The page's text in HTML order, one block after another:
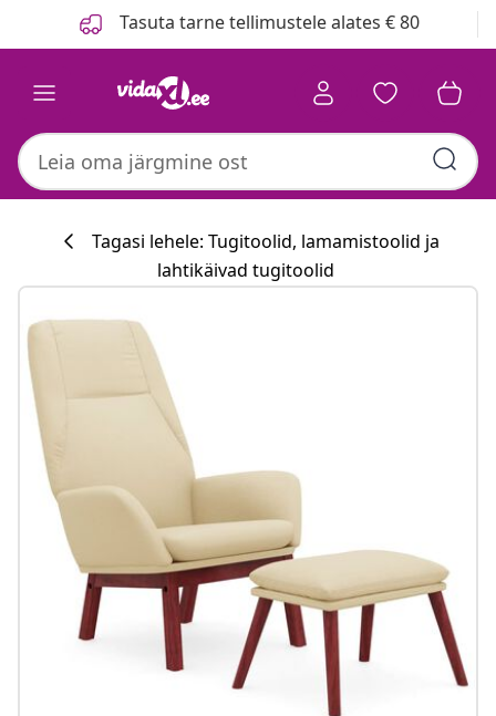
Tasuta tarne tellimustele alates € 80
#sharemevidaxl
Tagasi lehele: Tugitoolid, lamamistoolid ja
lahtikäivad tugitoolid